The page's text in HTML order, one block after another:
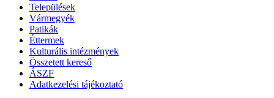
Települések
Vármegyék
Patikák
Éttermek
Kulturális intézmények
Összetett kereső
ÁSZF
Adatkezelési tájékoztató